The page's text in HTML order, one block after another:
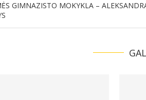
GIMNAZISTO MOKYKLA –